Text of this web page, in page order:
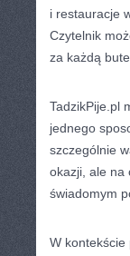
i restauracje
Czytelnik
za każdą
TadzikPije.pl
jednego
szczególnie
okazji, ale na
świadomym
W kontekście